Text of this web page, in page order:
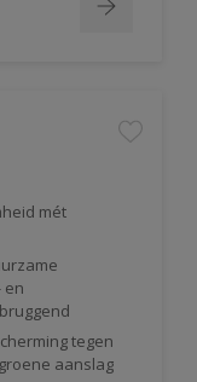
mét
en
tegen
aanslag